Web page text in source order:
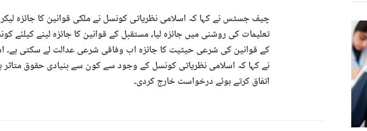
چیف جسٹس نے کہا کہ اسلامی نظریاتی کونسل نے ملکی قوانین کا جائزہ
تعلیمات کی روشنی میں جائزہ لیا، مستقبل کے قوانین کا جائزہ لینے کیلئے
کے قوانین کی شرعی حیثیت کا جائزہ اب وفاقی شرعی عدالت لے سکتی
نے کہا کہ اسلامی نظریاتی کونسل کے وجود سے کون سے بنیادی حقوق
اتفاق کرتے ہوئے درخواست خارج کردی۔